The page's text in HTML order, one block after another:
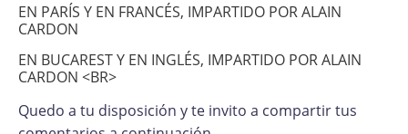
EN PARÍS Y EN FRANCÉS, IMPARTIDO POR ALAIN
CARDON
EN BUCAREST Y EN INGLÉS, IMPARTIDO POR ALAIN
CARDON <BR>
Quedo a tu disposición y te invito a compartir tus